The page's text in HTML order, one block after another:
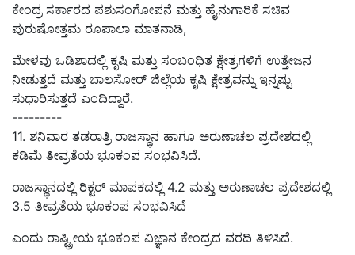
ಕೇಂದ್ರ ಸರ್ಕಾರದ ಪಶುಸಂಗೋಪನೆ ಮತ್ತು ಹೈನುಗಾರಿಕೆ ಸಚಿವ
ಪುರುಷೋತ್ತಮ ರೂಪಾಲಾ ಮಾತನಾಡಿ,
ಮೇಳವು ಒಡಿಶಾದಲ್ಲಿ ಕೃಷಿ ಮತ್ತು ಸಂಬಂಧಿತ ಕ್ಷೇತ್ರಗಳಿಗೆ ಉತ್ತೇಜನ
ನೀಡುತ್ತದೆ ಮತ್ತು ಬಾಲಸೋರ್ ಜಿಲ್ಲೆಯ ಕೃಷಿ ಕ್ಷೇತ್ರವನ್ನು ಇನ್ನಷ್ಟು
ಸುಧಾರಿಸುತ್ತದೆ ಎಂದಿದ್ದಾರೆ.
---------
11. ಶನಿವಾರ ತಡರಾತ್ರಿ ರಾಜಸ್ಥಾನ ಹಾಗೂ ಅರುಣಾಚಲ ಪ್ರದೇಶದಲ್ಲಿ
ಕಡಿಮೆ ತೀವ್ರತೆಯ ಭೂಕಂಪ ಸಂಭವಿಸಿದೆ.
ರಾಜಸ್ಥಾನದಲ್ಲಿ ರಿಕ್ಟರ್ ಮಾಪಕದಲ್ಲಿ 4.2 ಮತ್ತು ಅರುಣಾಚಲ ಪ್ರದೇಶದಲ್ಲಿ
3.5 ತೀವ್ರತೆಯ ಭೂಕಂಪ ಸಂಭವಿಸಿದೆ
ಎಂದು ರಾಷ್ಟ್ರೀಯ ಭೂಕಂಪ ವಿಜ್ಞಾನ ಕೇಂದ್ರದ ವರದಿ ತಿಳಿಸಿದೆ.